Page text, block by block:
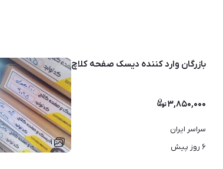
۱
بازرگان وارد کننده دیسک صفحه کلاچ بصورت عمده وتکی3850تومان
۳,۸۵۰,۰۰۰
سراسر ایران
۶ روز پیش